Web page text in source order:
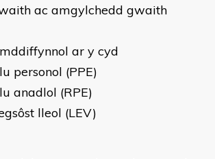
ac amgylchedd gwaith
ar y cyd
personol (PPE)
anadlol (RPE)
lleol (LEV)